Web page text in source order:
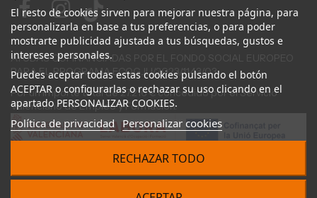
El resto de cookies sirven para mejorar nuestra página, para
personalizarla en base a tus preferencias, o para poder
mostrarte publicidad ajustada a tus búsquedas, gustos e
intereses personales.
Puedes aceptar todas estas cookies pulsando el botón
ACEPTAR o configurarlas o rechazar su uso clicando en el
apartado PERSONALIZAR COOKIES.
Política de privacidad Personalizar cookies
RECHAZAR TODO
AYUDAS COFINANCIADAS POR EL FONDO SOCIAL EUROPEO
PARA EL PROGRAMA ECOGJU/2023/1143/03
Por un importe total de 27.216 € concedido por el Servicio
Valenciano de Empleo y Formación.